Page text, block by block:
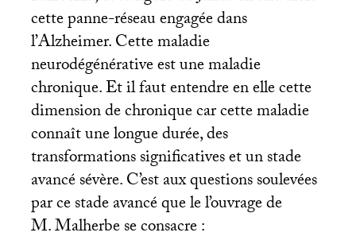
cette panne-réseau engagée dans
l’Alzheimer. Cette maladie
neurodégénérative est une maladie
chronique. Et il faut entendre en elle cette
dimension de chronique car cette maladie
connaît une longue durée, des
transformations significatives et un stade
avancé sévère. C’est aux questions soulevées
par ce stade avancé que le l’ouvrage de
M. Malherbe se consacre :